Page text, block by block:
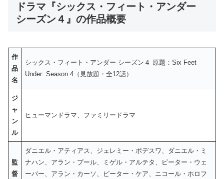
ドラマ『シックス・フィート・アンダー
シーズン４』の作品概要
作
品
名
シックス・フィート・アンダー シーズン４ 原題：Six Feet
Under: Season 4（見放題・全12話）
ジ
ャ
ン
ル
ヒューマンドラマ、ファミリードラマ
監
督
ダニエル・アティアス、ジェレミー・ポデスワ、ダニエル・ミ
ナハン、アラン・プール、ミゲル・アルテタ、ピーター・ウェ
ーバー、アラン・カーソ、ピーター・ケア、ニコール・ホロフ